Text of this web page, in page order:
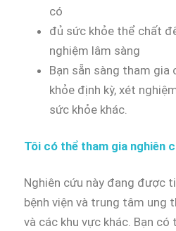
có
đủ sức khỏe thể chất
nghiệm lâm sàng
Bạn sẵn sàng tham gia
khỏe định kỳ, xét
sức khỏe khác.
Tôi có thể tham gia nghiên
Nghiên cứu này đang được
bệnh viện và trung tâm ung
và các khu vực khác. Bạn